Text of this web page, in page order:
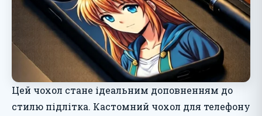
Цей чохол стане ідеальним доповненням до
стилю підлітка. Кастомний чохол для телефону